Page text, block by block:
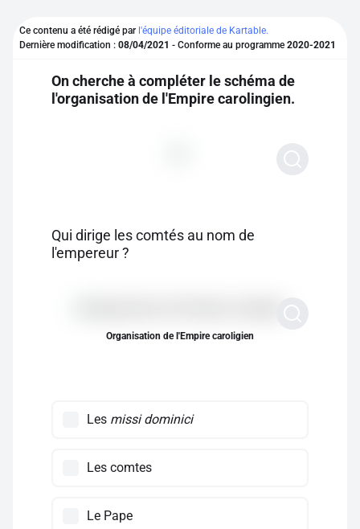
Se connecter
S'inscrire gratuitement
Ce contenu a été rédigé par l'équipe éditoriale de Kartable.
Dernière modification : 08/04/2021 - Conforme au programme 2020-2021
On cherche à compléter le schéma de
l'organisation de l'Empire carolingien.
Qui dirige les comtés au nom de
l'empereur ?
Organisation de l'Empire caroligien
Les missi dominici
Les comtes
Le Pape